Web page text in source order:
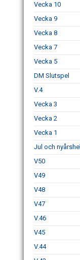
Vecka 10
Vecka 9
Vecka 8
Vecka 7
Vecka 5
DM Slutspel
V.4
Vecka 3
Vecka 2
Vecka 1
Jul och
V50
V49
V48
V47
V.46
V45
V.44